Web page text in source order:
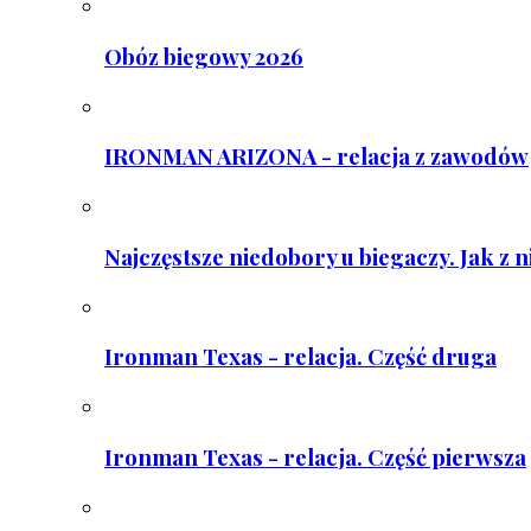
Obóz biegowy 2026
IRONMAN ARIZONA - relacja z zawodów
Najczęstsze niedobory u biegaczy. Jak z
Ironman Texas - relacja. Część druga
Ironman Texas - relacja. Część pierwsza